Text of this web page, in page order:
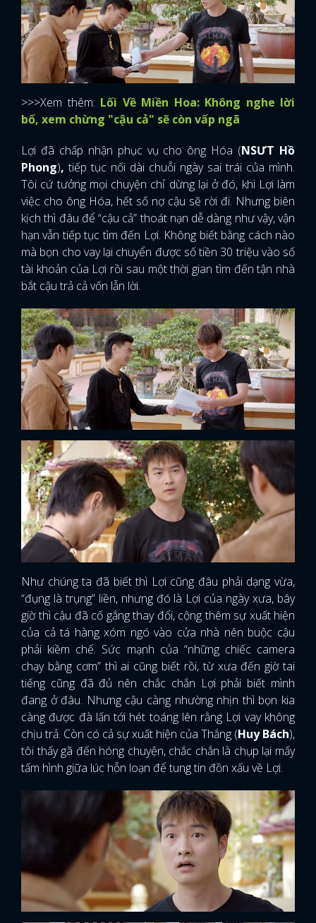
>>>Xem thêm: Lối Về Miền Hoa: Không nghe lời
bố, xem chừng "cậu cả" sẽ còn vấp ngã
Lợi đã chấp nhận phục vụ cho ông Hóa (NSƯT Hồ
Phong), tiếp tục nối dài chuỗi ngày sai trái của mình.
Tôi cứ tưởng mọi chuyện chỉ dừng lại ở đó, khi Lợi làm
việc cho ông Hóa, hết số nợ cậu sẽ rời đi. Nhưng biên
kịch thì đâu để “cậu cả” thoát nạn dễ dàng như vậy, vận
hạn vẫn tiếp tục tìm đến Lợi. Không biết bằng cách nào
mà bọn cho vay lại chuyển được số tiền 30 triệu vào số
tài khoản của Lợi rồi sau một thời gian tìm đến tận nhà
bắt cậu trả cả vốn lẫn lời.
Như chúng ta đã biết thì Lợi cũng đâu phải dạng vừa,
“đụng là trụng” liền, nhưng đó là Lợi của ngày xưa, bây
giờ thì cậu đã cố gắng thay đổi, cộng thêm sự xuất hiện
của cả tá hàng xóm ngó vào cửa nhà nên buộc cậu
phải kiềm chế. Sức mạnh của “những chiếc camera
chạy bằng cơm” thì ai cũng biết rồi, từ xưa đến giờ tai
tiếng cũng đã đủ nên chắc chắn Lợi phải biết mình
đang ở đâu. Nhưng cậu càng nhường nhịn thì bọn kia
càng được đà lấn tới hét toáng lên rằng Lợi vay không
chịu trả. Còn có cả sự xuất hiện của Thắng (Huy Bách),
tôi thấy gã đến hóng chuyện, chắc chắn là chụp lại mấy
tấm hình giữa lúc hỗn loạn để tung tin đồn xấu về Lợi.